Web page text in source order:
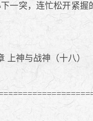
一突，连忙松开紧握
上神与战神（十八）